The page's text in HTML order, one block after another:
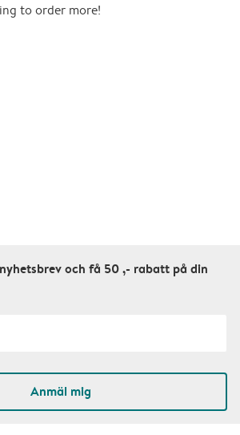
to order more!
pagination
och få 50 ,- rabatt på din
Anmäl mig